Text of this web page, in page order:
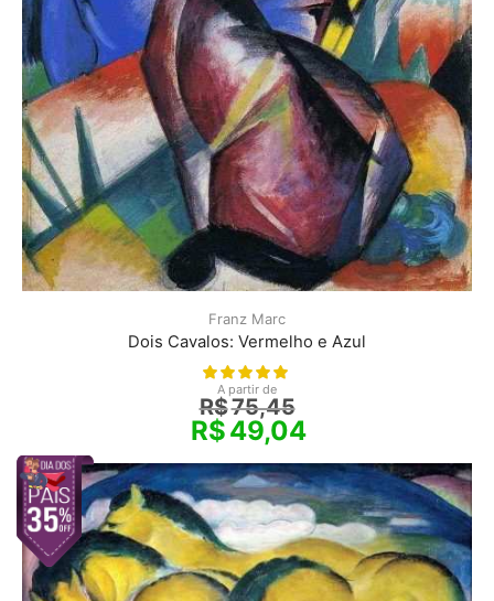
Franz Marc
Dois Cavalos: Vermelho e Azul
A partir de
R$75,45
R$49,04